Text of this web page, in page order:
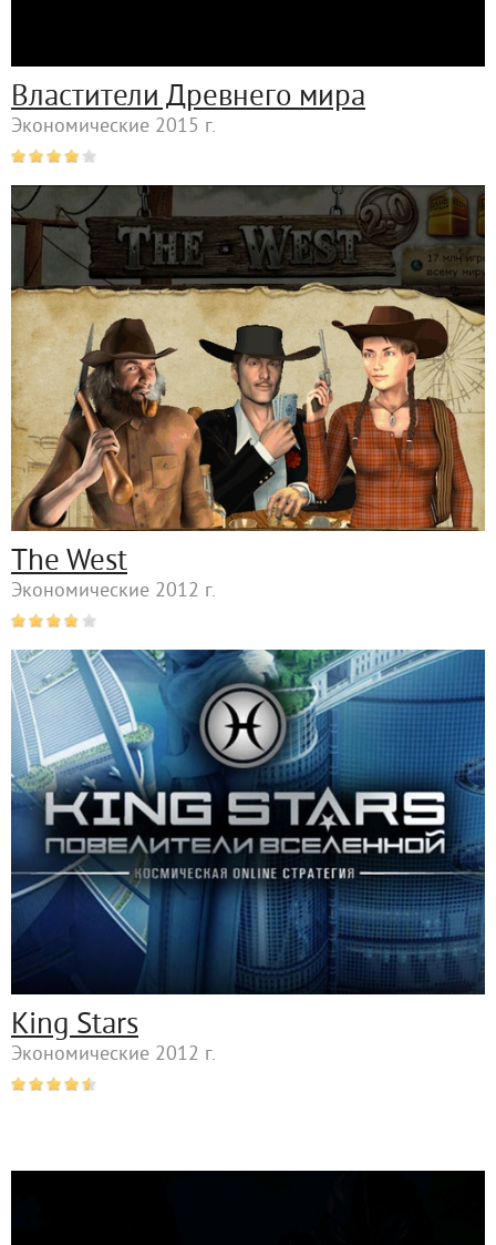
Властители Древнего мира
Экономические 2015 г.
The West
Экономические 2012 г.
King Stars
Экономические 2012 г.